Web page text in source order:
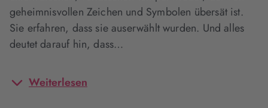
geheimnisvollen Zeichen und Symbolen übersät ist.
Sie erfahren, dass sie auserwählt wurden. Und alles
deutet darauf hin, dass…
Weiterlesen